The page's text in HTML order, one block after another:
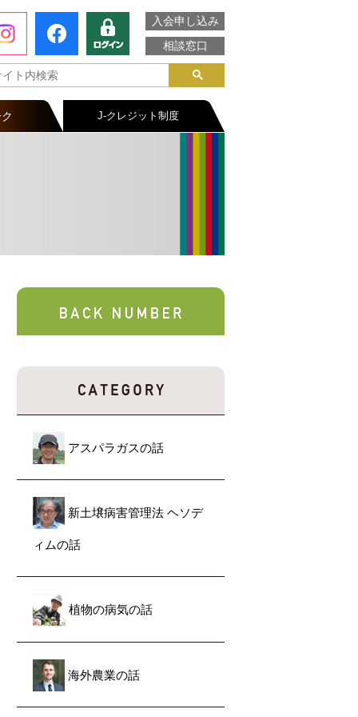
入会申し込み
相談窓口
J-クレジット制度
アスパラガスの話
新土壌病害管理法 ヘソデ
ィムの話
植物の病気の話
海外農業の話